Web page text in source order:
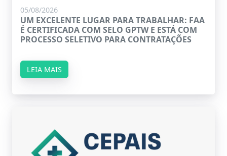
05/08/2026
UM EXCELENTE LUGAR PARA TRABALHAR: FAA
É CERTIFICADA COM SELO GPTW E ESTÁ COM
PROCESSO SELETIVO PARA CONTRATAÇÕES
LEIA MAIS